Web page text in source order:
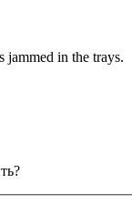
jammed in the trays.